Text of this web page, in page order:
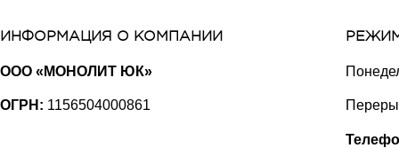
ИНФОРМАЦИЯ О КОМПАНИИ
ООО «МОНОЛИТ ЮК»
ОГРН: 1156504000861